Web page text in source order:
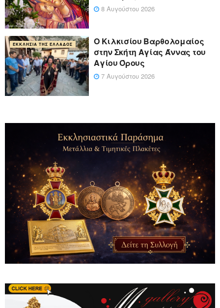
8 Αυγούστου 2026
ΕΚΚΛΗΣΊΑ ΤΗΣ ΕΛΛΆΔΟΣ
Ο Κιλκισίου Βαρθολομαίος
στην Σκήτη Αγίας Άννας του
Αγίου Όρους
7 Αυγούστου 2026